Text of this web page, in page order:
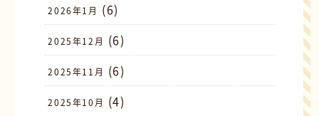
2026年1月 (6)
2025年12月 (6)
2025年11月 (6)
2025年10月 (4)